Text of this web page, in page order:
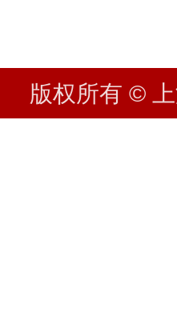
版权所有 ©